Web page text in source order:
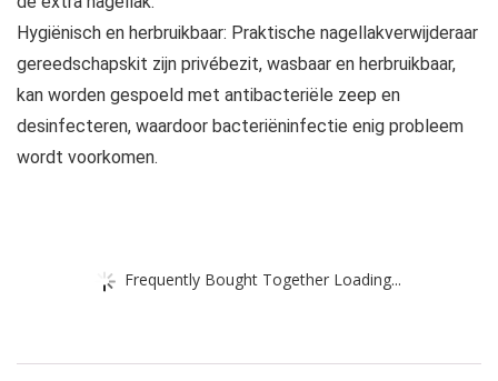
Hygiënisch en herbruikbaar: Praktische nagellakverwijderaar
gereedschapskit zijn privébezit, wasbaar en herbruikbaar,
kan worden gespoeld met antibacteriële zeep en
desinfecteren, waardoor bacteriëninfectie enig probleem
wordt voorkomen.
Frequently Bought Together Loading...